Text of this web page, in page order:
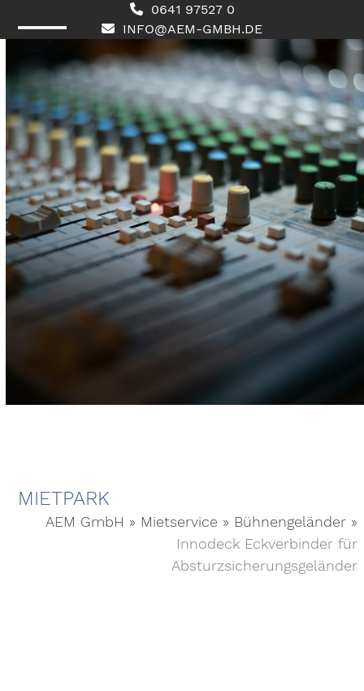
0641 97527 0
INFO@AEM-GMBH.DE
mobile
menu
mobile
menu
MIETPARK
AEM GmbH » Mietservice » Bühnengeländer »
Innodeck Eckverbinder für
Absturzsicherungsgeländer